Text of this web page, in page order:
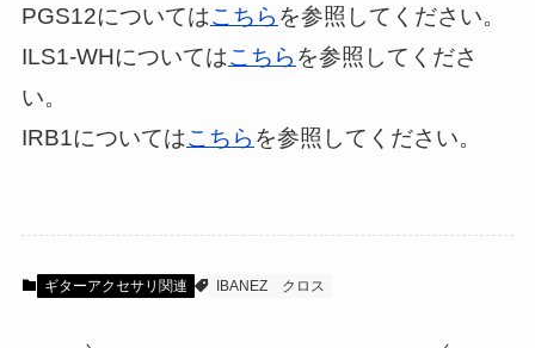
PGS12についてはこちら を参照してください。
ILS1-WHについてはこちら を参照してくださ
い。
IRB1についてはこちら を参照してください。
ギターアクセサリ関連 IBANEZ クロス